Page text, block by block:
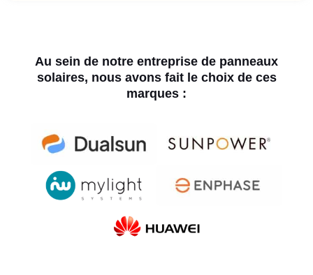
Au sein de notre entreprise de panneaux
solaires, nous avons fait le choix de ces
marques :